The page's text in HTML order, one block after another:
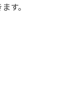
す。